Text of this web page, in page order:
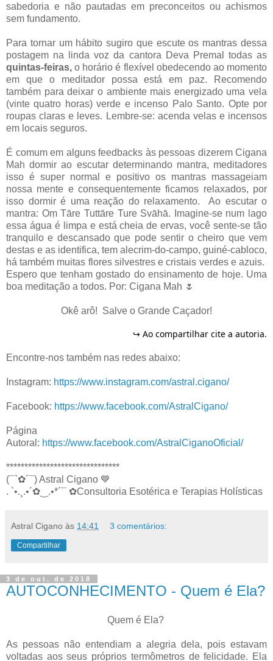
sabedoria e não pautadas em preconceitos ou achismos
sem fundamento.
Para tornar um hábito sugiro que escute os mantras dessa
postagem na linda voz da cantora Deva Premal todas as
quintas-feiras, o horário é flexível obedecendo ao momento
em que o meditador possa está em paz. Recomendo
também para deixar o ambiente mais energizado uma vela
(vinte quatro horas) verde e incenso Palo Santo. Opte por
roupas claras e leves. Lembre-se: acenda velas e incensos
em locais seguros.
É comum em alguns feedbacks às pessoas dizerem Cigana
Mah dormir ao escutar determinando mantra, meditadores
isso é super normal e positivo os mantras massageiam
nossa mente e consequentemente ficamos relaxados, por
isso dormir é uma reação do relaxamento. Ao escutar o
mantra: Oṃ Tāre Tuttāre Ture Svāhā. Imagine-se num lago
essa água é limpa e está cheia de ervas, você sente-se tão
tranquilo e descansado que pode sentir o cheiro que vem
destas e as identifica, tem alecrim-do-campo, guiné-cabloco,
há também muitas flores silvestres e cristais verdes e azuis.
Espero que tenham gostado do ensinamento de hoje. Uma
boa meditação a todos. Por: Cigana Mah 🌷
Okê arô! Salve o Grande Caçador!
↪ Ao compartilhar cite a autoria.
Encontre-nos também nas redes abaixo:
Instagram: https://www.instagram.com/astral.cigano/
Facebook: https://www.facebook.com/AstralCigano/
Página
Autoral: https://www.facebook.com/AstralCiganoOficial/
*******************************
(¯`✿´¯) Astral Cigano 💙
. `•.¸.•´✿‿.•*´¯ ✿Consultoria Esotérica e Terapias Holísticas
Astral Cigano às 14:41 3 comentários:
Compartilhar
3 de out. de 2018
AUTOCONHECIMENTO - Quem é Ela?
Quem é Ela?
As pessoas não entendiam a alegria dela, pois estavam
voltadas aos seus próprios termômetros de felicidade. Ela